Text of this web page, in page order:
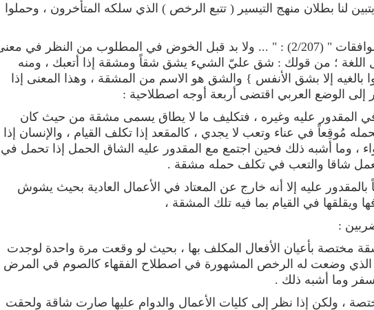
لنا بطلان منهج التيسير ( تتبع الرخص ) الذي سلكه المتأخرون ، وحملوا
قال الشاطبي في " الموافقات " (2/207) : " ... ولا بد قبل الخوض في المطلوب من النظر في
؛ من قولك : شق عليّ الشيء يشق شقاً ومشقة إذا أتعبك ، ومنه
بالغيه إلا بشق الأنفس } والشق هو الاسم من المشقة ، وهذا المعنى إذا
إلى الوضع العربي اقتضى أربعة أوجه اصطلاحية :
في المقدور عليه وغيره ، فتكليف ما لا يطاق يسمى مشقة من حيث كان
مُوقِعاً في عناء وتعب لا يجدي ، كالمقعد إذا تكلف القيام ، والإنسان إذا
، وما أشبه ذلك فحين اجتمع مع المقدور عليه الشاق الحمل إذا تحمل في
شاقا والتعب في تكلف حمله مشقة .
بالمقدور عليه إلا أنه خارج عن المعتاد في الأعمال العادية بحيث يشوش
في القيام بما فيه تلك المشقة ،
:
مختصة بأعيان الأفعال المكلف بها ، بحيث لو وقعت مرة واحدة لوجدت
الذي وضعت له الرخص المشهورة في اصطلاح الفقهاء كالصوم في المرض
وما أشبه ذلك .
، ولكن إذا نظر إلى كليات الأعمال والدوام عليها صارت شاقة ولحقت